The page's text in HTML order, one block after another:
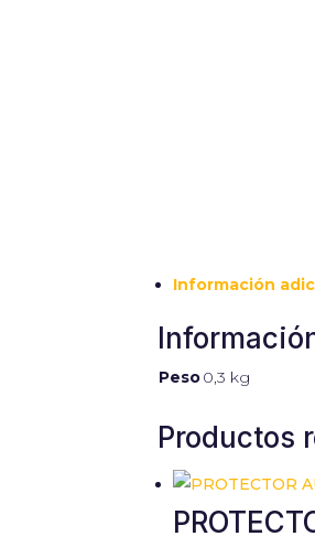
Información
Peso0,3 kg
Productos